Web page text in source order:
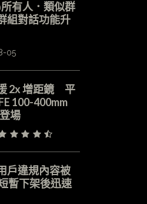
有人．類似群
對話功能升
05
2x 增距鏡 平
100-400mm
場
戶違規內容被
暫下架後迅速